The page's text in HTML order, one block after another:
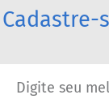
Cadastre-